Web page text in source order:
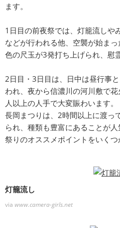
ます。
1日目の前夜祭では、灯籠流しや
などが行われる他、空襲が始ま
色の尺玉が3発打ち上げられ、慰
2日目・3日目は、日中は昼行事
われ、夜から信濃川の河川敷で
人以上の人手で大変賑わいます。
長岡まつりは、2時間以上に渡っ
られ、種類も豊富にあることが
祭りのオススメポイントをいくつ
灯籠流し
via www.camera-girls.net